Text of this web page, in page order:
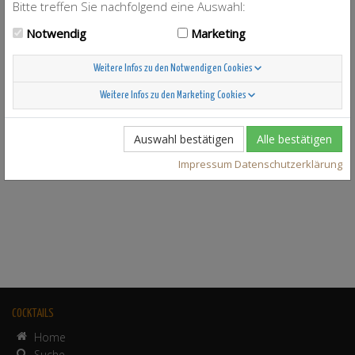
zuSwimming Pool
COCKTAILS
Home
Bitte treffen Sie nachfolgend eine Auswahl:
Notwendig
Marketing
Weitere Infos zu den Notwendigen Cookies
Weitere Infos zu den Marketing Cookies
Auswahl bestätigen Alle bestätigen
Impressum Datenschutzerklärung